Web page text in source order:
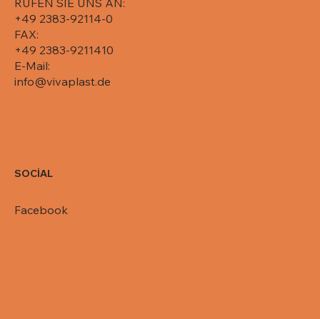
+49 2383-92114-0
FAX:
+49 2383-9211410
E-Mail:
info@vivaplast.de
SOCİAL
Facebook